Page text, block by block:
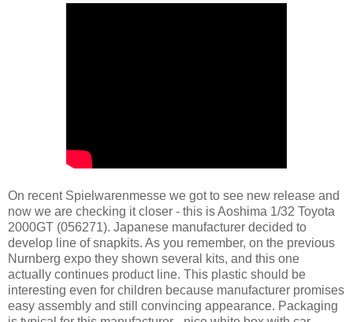
On recent Spielwarenmesse we got to see new release and
now we are checking it closer - this is Aoshima 1/32 Toyota
2000GT (056271). Japanese manufacturer decided to
develop line of snapkits. As you remember, on the previous
Nurnberg expo they shown several kits, and this one
actually continues product line. This plastic should be
interesting even for children because manufacturer promises
easy assembly and still convincing appearance. Packaging